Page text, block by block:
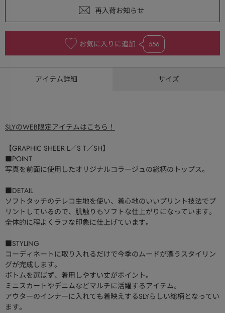
お気に入りに追加 556
アイテム詳細 サイズ
SLYのWEB限定アイテムはこちら！
【GRAPHIC SHEER L／S T／SH】
■POINT
写真を前面に使用したオリジナルコラージュの総柄のトップス。
■DETAIL
ソフトタッチのテレコ生地を使い、着心地のいいプリント技法でプ
リントしているので、肌触りもソフトな仕上がりになっています。
全体的に程よくラフな印象に仕上げています。
■STYLING
コーディネートに取り入れるだけで今季のムードが漂うスタイリン
グが完成します。
ボトムを選ばず、着用しやすい丈がポイント。
ミニスカートやデニムなどマルチに活躍するアイテム。
アウターのインナーに入れても着映えするSLYらしい総柄となってい
ます。